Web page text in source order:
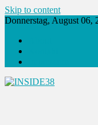
Skip to content
Donnerstag, August 06,